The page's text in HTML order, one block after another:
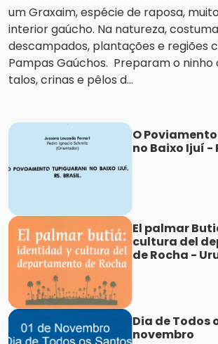
um Graxaim, espécie de raposa,
interior gaúcho. Na natureza,
descampados, plantações e regiões
Pampas Gaúchos. Preparam o ninho
talos, crinas e pêlos d...
O
no Baixo Ijuí -
El palmar
cultura del
de Rocha -
Dia de Todos
novembro